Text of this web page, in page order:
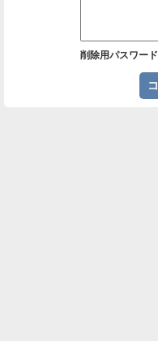
削除用パスワード